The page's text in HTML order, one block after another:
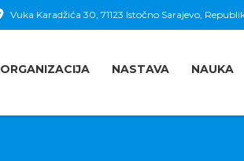
Vuka Karadžića 30, 71123 Istočno Sarajevo,
ORGANIZACIJA NASTAVA NAUKA